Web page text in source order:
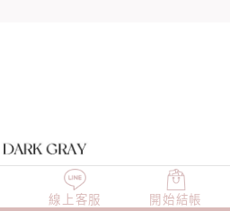
線上客服 開始結帳
TOP100 小編穿搭